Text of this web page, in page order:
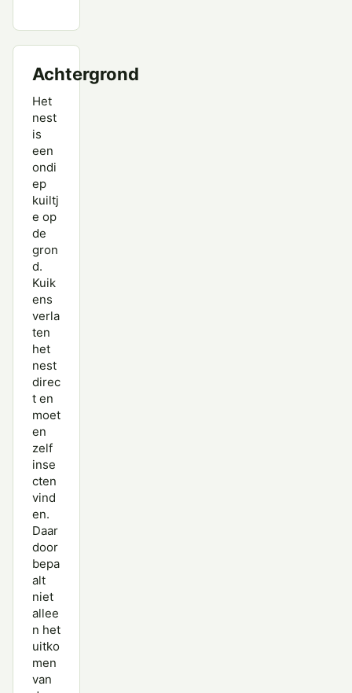
Achtergrond
Het
nest
is
een
ondi
ep
kuiltj
e op
de
gron
d.
Kuik
ens
verla
ten
het
nest
direc
t en
moet
en
zelf
inse
cten
vind
en.
Daar
door
bepa
alt
niet
allee
n het
uitko
men
van